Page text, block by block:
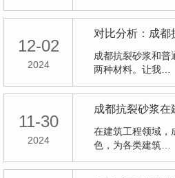
12-02
2024
成都抗裂砂浆和普
两种材料。让我…
11-30
2024
成都抗裂砂浆
在建筑工程领域，
色，为各类建筑…